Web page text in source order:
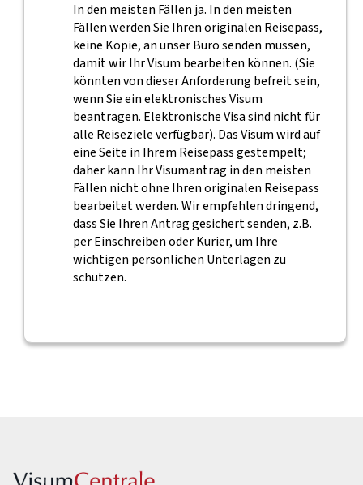
In den meisten Fällen ja. In den meisten
Fällen werden Sie Ihren originalen Reisepass,
keine Kopie, an unser Büro senden müssen,
damit wir Ihr Visum bearbeiten können. (Sie
könnten von dieser Anforderung befreit sein,
wenn Sie ein elektronisches Visum
beantragen. Elektronische Visa sind nicht für
alle Reiseziele verfügbar). Das Visum wird auf
eine Seite in Ihrem Reisepass gestempelt;
daher kann Ihr Visumantrag in den meisten
Fällen nicht ohne Ihren originalen Reisepass
bearbeitet werden. Wir empfehlen dringend,
dass Sie Ihren Antrag gesichert senden, z.B.
per Einschreiben oder Kurier, um Ihre
wichtigen persönlichen Unterlagen zu
schützen.